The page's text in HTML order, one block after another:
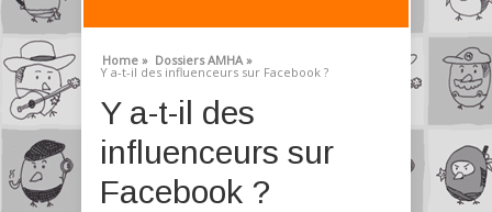
Home » Dossiers AMHA »
Y a-t-il des influenceurs sur Facebook ?
Y a-t-il des
influenceurs sur
Facebook ?